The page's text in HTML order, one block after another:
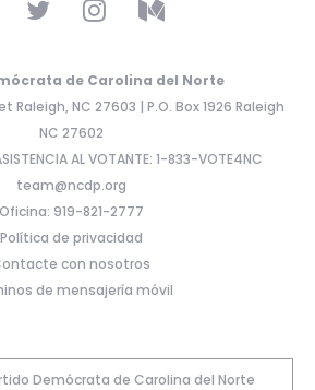
de Carolina del Norte
Raleigh, NC 27603 | P.O. Box 1926 Raleigh
NC 27602
AL VOTANTE: 1-833-VOTE4NC
team@ncdp.org
Oficina: 919-821-2777
Política de privacidad
con nosotros
de mensajería móvil
Demócrata de Carolina del Norte